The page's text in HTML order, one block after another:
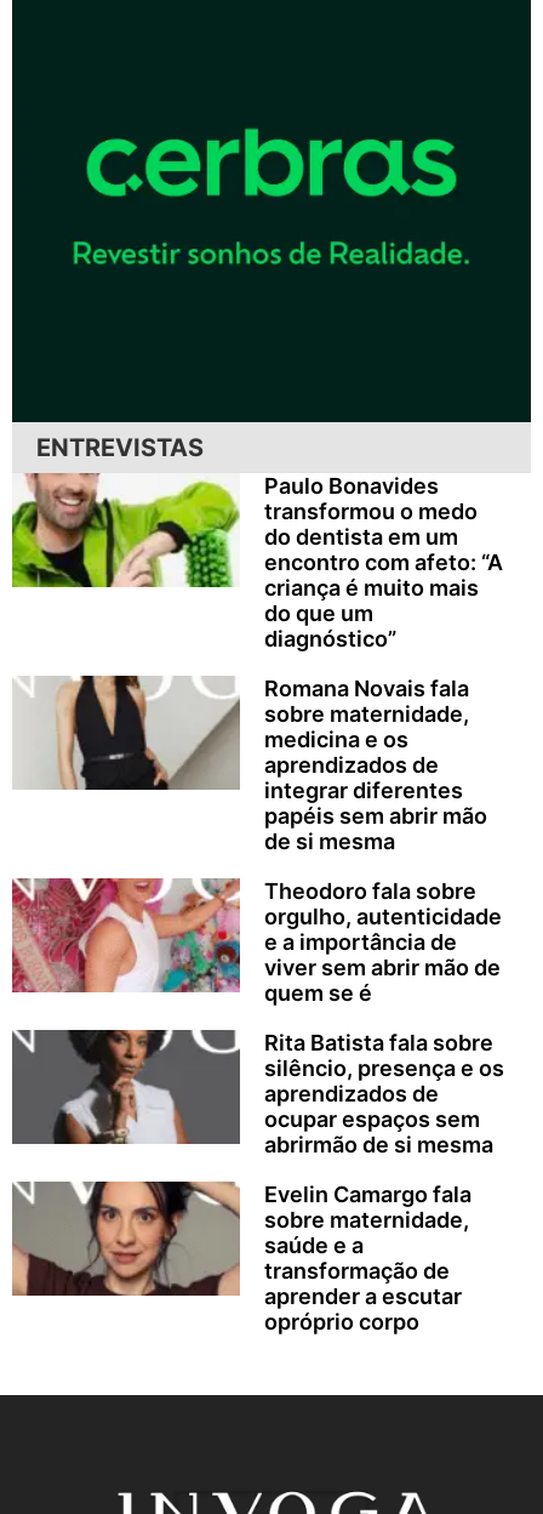
ENTREVISTAS
Paulo Bonavides
transformou o medo
do dentista em um
encontro com afeto: “A
criança é muito mais
do que um
diagnóstico”
Romana Novais fala
sobre maternidade,
medicina e os
aprendizados de
integrar diferentes
papéis sem abrir mão
de si mesma
Theodoro fala sobre
orgulho, autenticidade
e a importância de
viver sem abrir mão de
quem se é
Rita Batista fala sobre
silêncio, presença e os
aprendizados de
ocupar espaços sem
abrirmão de si mesma
Evelin Camargo fala
sobre maternidade,
saúde e a
transformação de
aprender a escutar
opróprio corpo